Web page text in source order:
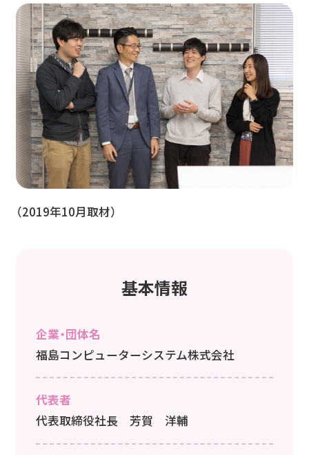
（2019年10月取材）
基本情報
企業・団体名
福島コンピューターシステム株式会社
代表者
代表取締役社長 芳賀 洋輔